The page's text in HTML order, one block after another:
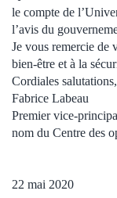
le compte de
l’avis du
Je vous remercie de
bien-être et à la
Cordiales salutations,
Fabrice Labeau
Premier vice-
nom du Centre des
22 mai 2020